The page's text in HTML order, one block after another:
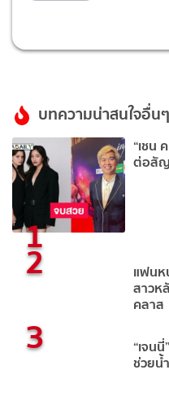
บทความน่าสนใจอื่นๆ
1
“เชน
ต่อสั
2 แฟนห
สาวห
คลาส
3 “เจน
ช่วยน้